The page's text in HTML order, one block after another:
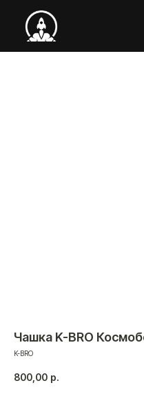
Чашка K-BRO
K-BRO
800,00 р.